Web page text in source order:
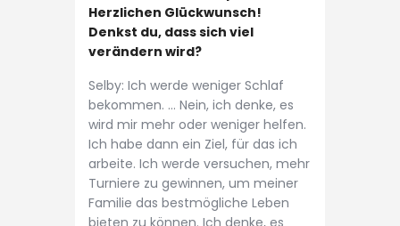
Herzlichen Glückwunsch!
Denkst du, dass sich viel
verändern wird?
Selby: Ich werde weniger Schlaf
bekommen. … Nein, ich denke, es
wird mir mehr oder weniger helfen.
Ich habe dann ein Ziel, für das ich
arbeite. Ich werde versuchen, mehr
Turniere zu gewinnen, um meiner
Familie das bestmögliche Leben
bieten zu können. Ich denke, es